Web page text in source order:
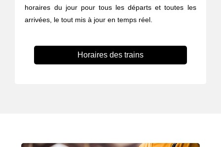
horaires du jour pour tous les départs et toutes les
arrivées, le tout mis à jour en temps réel.
Horaires des trains